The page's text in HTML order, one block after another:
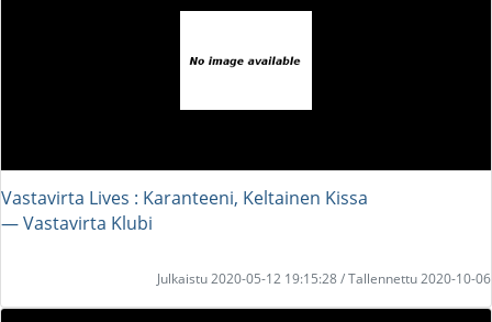
Vastavirta Lives : Karanteeni, Keltainen Kissa
― Vastavirta Klubi
Julkaistu 2020-05-12 19:15:28 / Tallennettu 2020-10-06